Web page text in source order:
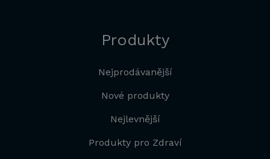
Produkty
Nejprodávanější
Nové produkty
Nejlevnější
Produkty pro Zdraví